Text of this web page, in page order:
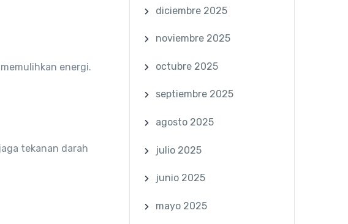
energi.
tekanan darah
diciembre 2025
noviembre 2025
octubre 2025
septiembre 2025
agosto 2025
julio 2025
junio 2025
mayo 2025